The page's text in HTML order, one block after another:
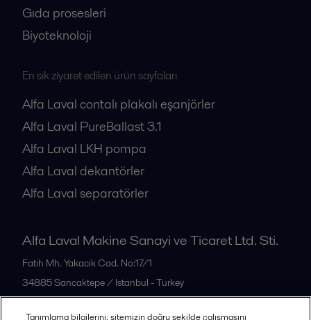
Gıda prosesleri
Biyoteknoloji
En sık ziyaret edilen ürün sayfaları
Alfa Laval contalı plakalı eşanjörler
Alfa Laval PureBallast 3.1
Alfa Laval LKH pompa
Alfa Laval dekantörler
Alfa Laval separatörler
Alfa Laval Makine Sanayi ve Ticaret Ltd. Sti.
Fatih Mh. Yakacik Cad. No:17/1
34885Sancaktepe / Istanbul - Turkey
Türkiye
Tanımlama bilgilerini; sitemizin doğru şekilde çalışmasını